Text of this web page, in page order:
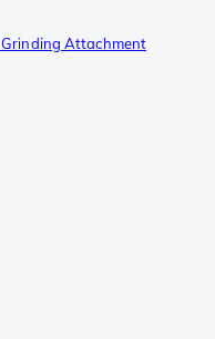
Attachment